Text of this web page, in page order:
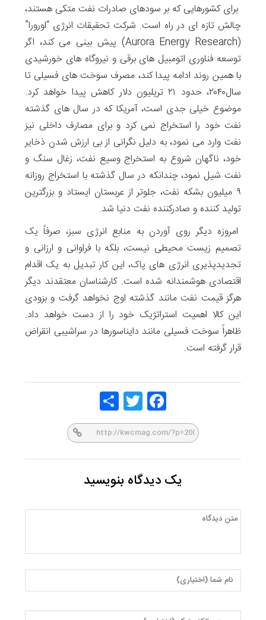
برای کشورهایی که بر سودهای صادرات نفت متکی هستند،
چالش تازه ای در راه است. شرکت تحقیقات انرژی “اورورا”
(Aurora Energy Research) پیش بینی می کند، اگر
توسعه فناوری‌ اتومبیل های برقی و نیروگاه های خورشیدی
با همین روند ادامه پیدا کند، مصرف سوخت های فسیلی تا
سال۲۰۴۰، حدود ۲۱ تریلیون دلار کاهش پیدا خواهد کرد.
موضوع خیلی جدی است، آمریکا که در سال های گذشته
نفت خود را استخراج نمی کرد و برای مصارف داخلی نیز
نفت وارد می نمود، به دلیل نگرانی از بی ارزش شدن ذخایر
خود، ناگهان شروع به استخراج وسیع نفت، زغال سنگ و
نفت شیل نمود، چندانکه در سال گذشته با استخراج روزانه
۹ میلیون بشکه نفت، جلوتر از عربستان ایستاد و بزرگترین
تولید کننده و صادرکننده نفت دنیا شد.
امروزه دیگر روی آوردن به منابع انرژی سبز، صرفاً یک
تصمیم زیست محیطی نیست، بلکه با فراوانی و ارزانی و
تجدیدپذیری انرژی های پاک، این کار تبدیل به یک اقدام
اقتصادی هوشمندانه شده است. کارشناسان معتقدند دیگر
هرگز قیمت نفت مانند گذشته اوج نخواهد گرفت و بزودی
این کالا اهمیت استراتژیک خود را از دست خواهد داد.
ظاهراً سوخت فسیلی مانند دایناسورها در سراشیبی انقراض
قرار گرفته است.
Face
Twitt
یک دیدگاه بنویسید